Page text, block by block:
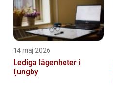
14 maj 2026
Lediga lägenheter i
ljungby